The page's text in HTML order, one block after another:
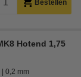
Bestellen
Hotend 1,75
0,2 mm